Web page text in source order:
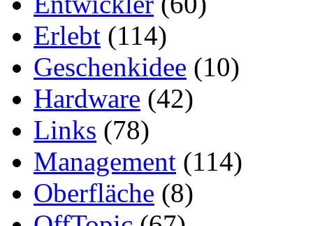
Erlebt (114)
Geschenkidee (10)
Hardware (42)
Links (78)
Management (114)
Oberfläche (8)